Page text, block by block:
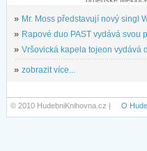
» Mr. Moss představují nový singl
» Rapové duo PAST vydává svou
» Vršovická kapela tojeon vydává
» zobrazit více...
© 2010 HudebniKnihovna.cz | O